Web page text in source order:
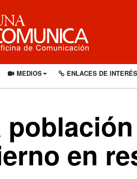
MEDIOS ENLACES DE INTERÉS
en